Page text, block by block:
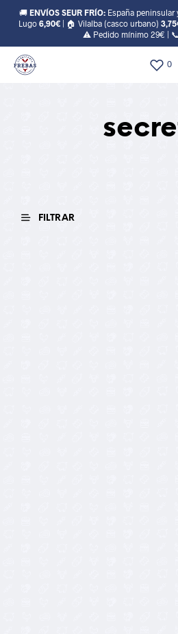
🚚 ENVÍOS SEUR FRÍO:España peninsular
Lugo 6,90€| 🏠 Vilalba (casco urbano)
⚠️ Pedido mínimo 29€ | 📞
0
FILTRAR